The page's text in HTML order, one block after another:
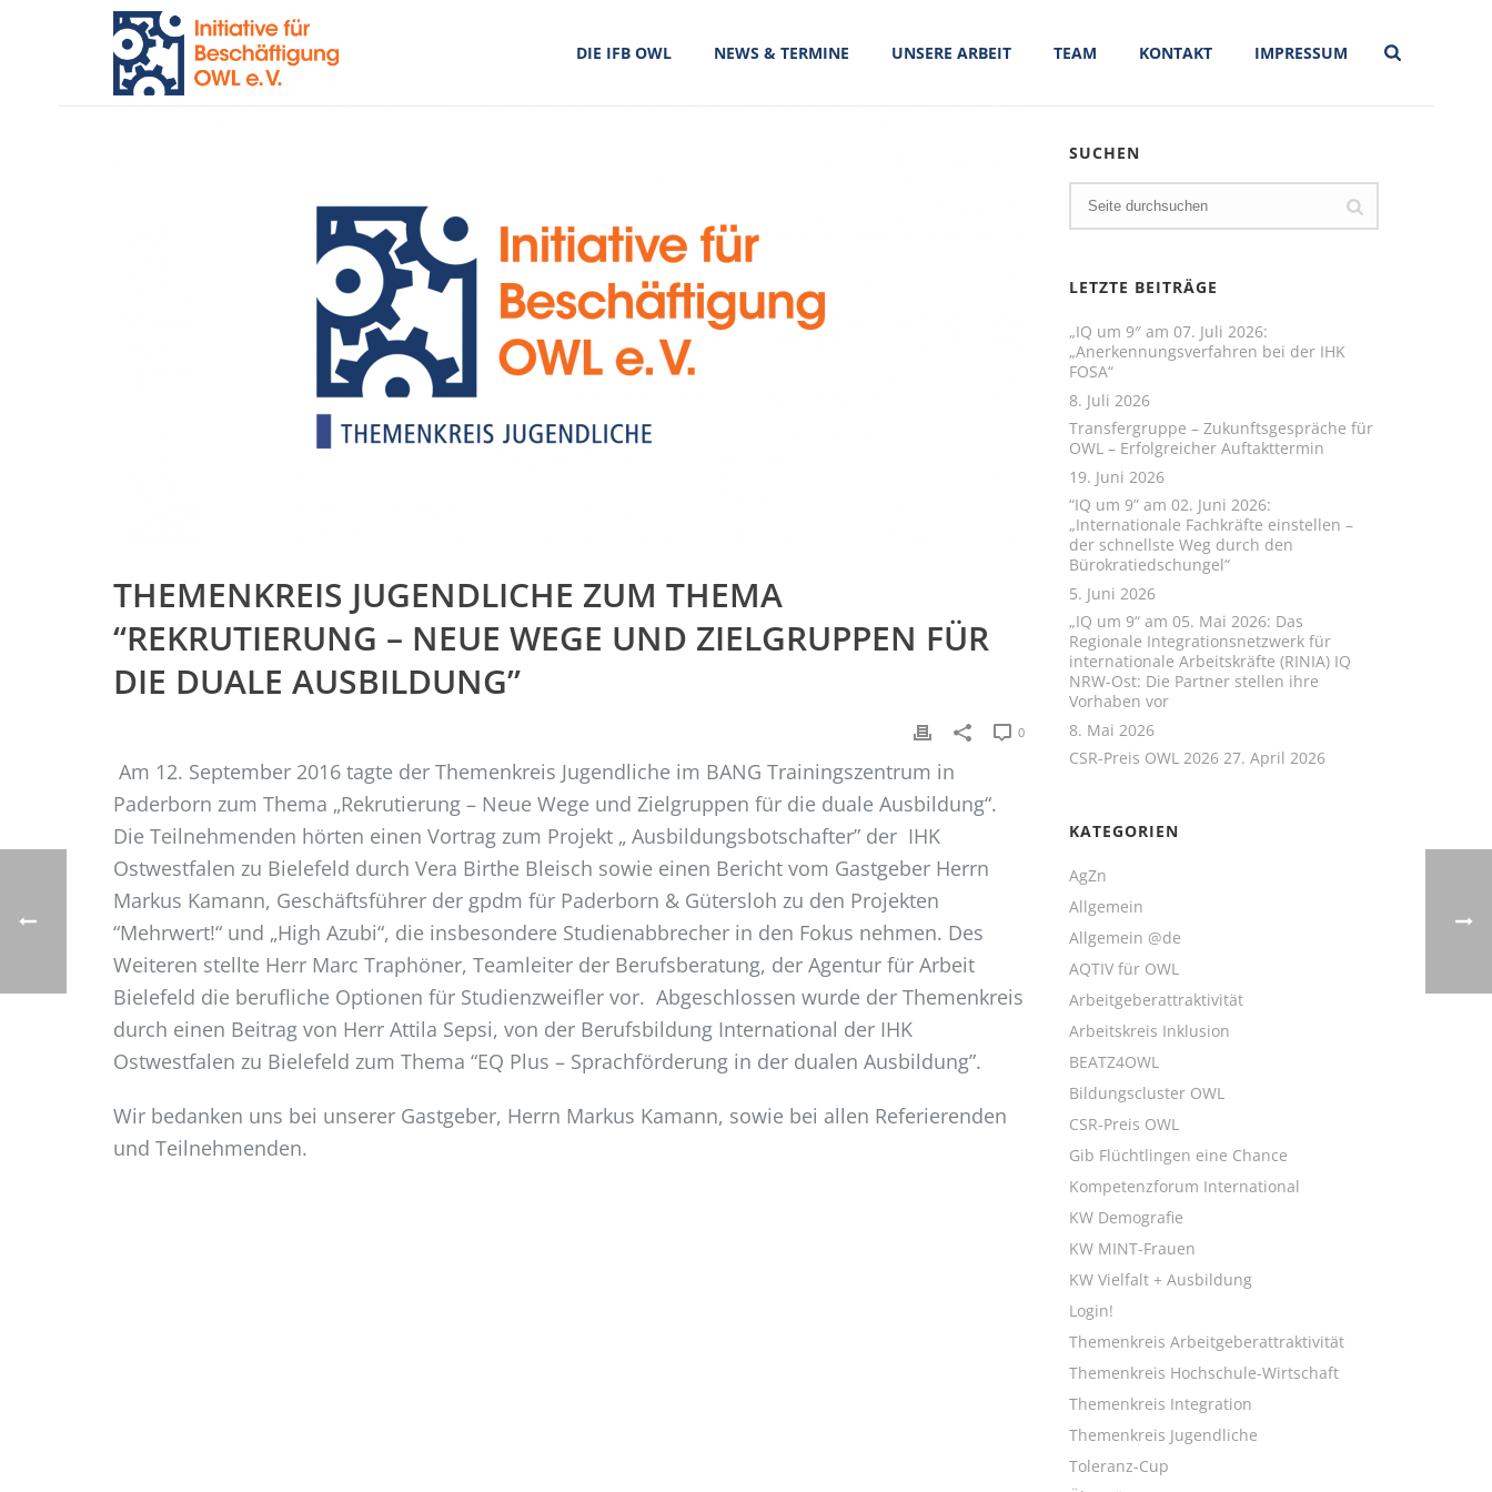
DIE IFB OWL NEWS & TERMINE UNSERE ARBEIT TEAM KONTAKT IMPRESSUM
THEMENKREIS JUGENDLICHE ZUM THEMA
“REKRUTIERUNG – NEUE WEGE UND ZIELGRUPPEN FÜR
DIE DUALE AUSBILDUNG”
0
Am 12. September 2016 tagte der Themenkreis Jugendliche im BANG Trainingszentrum in
Paderborn zum Thema „Rekrutierung – Neue Wege und Zielgruppen für die duale Ausbildung“.
Die Teilnehmenden hörten einen Vortrag zum Projekt „ Ausbildungsbotschafter” der IHK
Ostwestfalen zu Bielefeld durch Vera Birthe Bleisch sowie einen Bericht vom Gastgeber Herrn
Markus Kamann, Geschäftsführer der gpdm für Paderborn & Gütersloh zu den Projekten
“Mehrwert!“ und „High Azubi“, die insbesondere Studienabbrecher in den Fokus nehmen. Des
Weiteren stellte Herr Marc Traphöner, Teamleiter der Berufsberatung, der Agentur für Arbeit
Bielefeld die berufliche Optionen für Studienzweifler vor. Abgeschlossen wurde der Themenkreis
durch einen Beitrag von Herr Attila Sepsi, von der Berufsbildung International der IHK
Ostwestfalen zu Bielefeld zum Thema “EQ Plus – Sprachförderung in der dualen Ausbildung”.
Wir bedanken uns bei unserer Gastgeber, Herrn Markus Kamann, sowie bei allen Referierenden
und Teilnehmenden.
SUCHEN
LETZTE BEITRÄGE
„IQ um 9″ am 07. Juli 2026:
„Anerkennungsverfahren bei der IHK
FOSA“
8. Juli 2026
Transfergruppe – Zukunftsgespräche für
OWL – Erfolgreicher Auftakttermin
19. Juni 2026
“IQ um 9” am 02. Juni 2026:
„Internationale Fachkräfte einstellen –
der schnellste Weg durch den
Bürokratiedschungel“
5. Juni 2026
„IQ um 9“ am 05. Mai 2026: Das
Regionale Integrationsnetzwerk für
internationale Arbeitskräfte (RINIA) IQ
NRW-Ost: Die Partner stellen ihre
Vorhaben vor
8. Mai 2026
CSR-Preis OWL 2026 27. April 2026
KATEGORIEN
AgZn
Allgemein
Allgemein @de
AQTIV für OWL
Arbeitgeberattraktivität
Arbeitskreis Inklusion
BEATZ4OWL
Bildungscluster OWL
CSR-Preis OWL
Gib Flüchtlingen eine Chance
Kompetenzforum International
KW Demografie
KW MINT-Frauen
KW Vielfalt + Ausbildung
Login!
Themenkreis Arbeitgeberattraktivität
Themenkreis Hochschule-Wirtschaft
Themenkreis Integration
Themenkreis Jugendliche
Toleranz-Cup